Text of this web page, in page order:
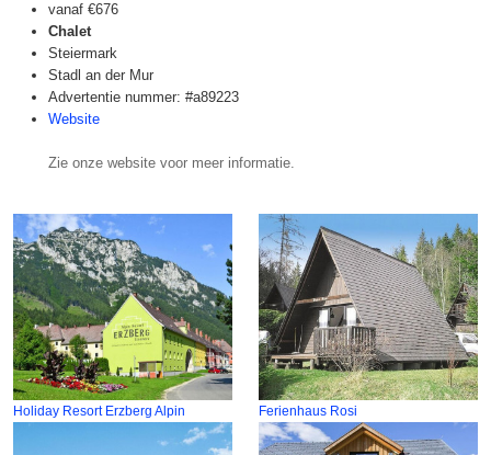
vanaf €676
Chalet
Steiermark
Stadl an der Mur
Advertentie nummer: #a89223
Website
Zie onze website voor meer informatie.
Holiday Resort Erzberg Alpin Ferienhaus Rosi